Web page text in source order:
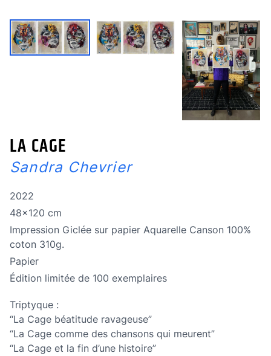
LA CAGE
Sandra Chevrier
Année de réalisation
2022
Dimensions
48x120 cm
Technique
Impression Giclée sur papier Aquarelle Canson 100%
coton 310g.
Technique
Papier
édition limitée
Édition limitée de 100 exemplaires
Triptyque :
“La Cage béatitude ravageuse”
“La Cage comme des chansons qui meurent”
“La Cage et la fin d’une histoire”